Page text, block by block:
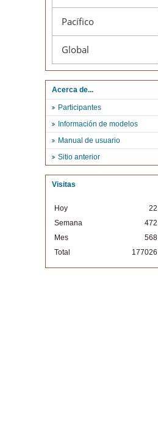
Pacífico
Global
Acerca de...
Participantes
Información de modelos
Manual de usuario
Sitio anterior
Visitas
Hoy
22
Semana
472
Mes
568
Total
177026